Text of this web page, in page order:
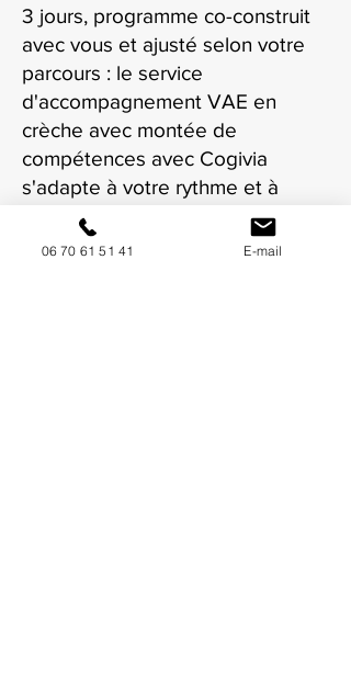
3 jours, programme co-construit
avec vous et ajusté selon votre
parcours : le service
d'accompagnement VAE en
crèche avec montée de
compétences avec Cogivia
s'adapte à votre rythme et à
votre situation à Annecy.
06 70 61 51 41 E-mail